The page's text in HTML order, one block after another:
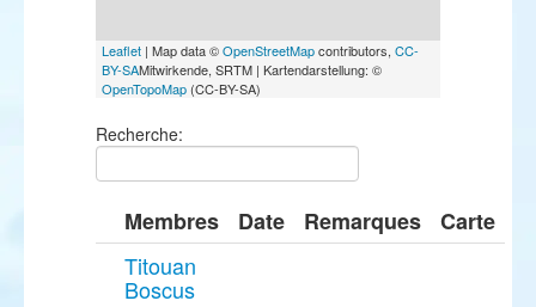
Leaflet | Map data ©OpenStreetMapcontributors, CC-
BY-SAMitwirkende, SRTM | Kartendarstellung: ©
OpenTopoMap (CC-BY-SA)
Recherche:
Membres Date Remarques
Carte
Titouan
Boscus